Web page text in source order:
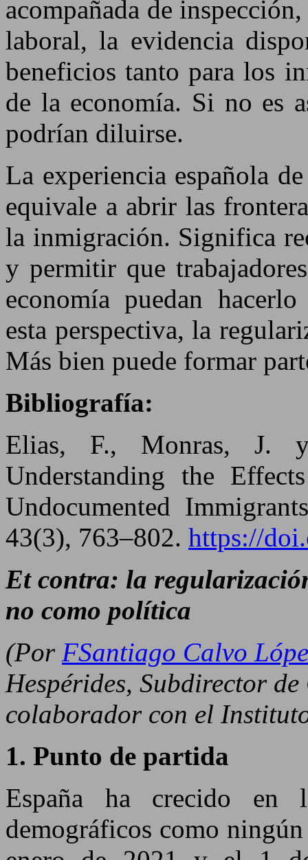
acompañada de
laboral, la evidencia
beneficios tanto para los
de la economía. Si no es
podrían diluirse.
La experiencia española
equivale a abrir las
la inmigración. Significa
y permitir que
economía puedan
esta perspectiva, la
Más bien puede formar
Bibliografía:
Elias, F., Monras, J. y
Understanding the
Undocumented
43(3), 763–802. https://
Et contra: la
no como política
(Por FSantiago Calvo
Hespérides, Subdirector
colaborador con el
1. Punto de partida
España ha crecido en
demográficos como